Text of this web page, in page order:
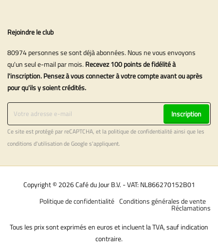
Rejoindre le club
80974 personnes se sont déjà abonnées. Nous ne vous envoyons
qu'un seul e-mail par mois. Recevez 100 points de fidélité à
l'inscription. Pensez à vous connecter à votre compte avant ou après
pour qu'ils y soient crédités.
Inscription
Ce site est protégé par reCAPTCHA, et la politique de confidentialitéainsi que les
conditions d'utilisationde Google s'appliquent.
Copyright © 2026 Café du Jour B.V. - VAT: NL866270152B01
Conditions générales de vente
Politique de confidentialité
Réclamations
Tous les prix sont exprimés en euros et incluent la TVA, sauf indication
contraire.